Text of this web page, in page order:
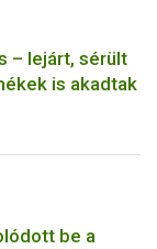
– lejárt, sérült
is akadtak
be a